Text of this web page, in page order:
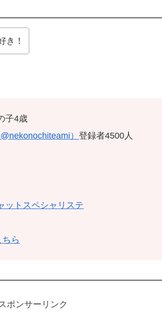
き！
子4歳
@nekonochiteami）登録者4500人
ットスペシャリステ
ら
スポンサーリンク